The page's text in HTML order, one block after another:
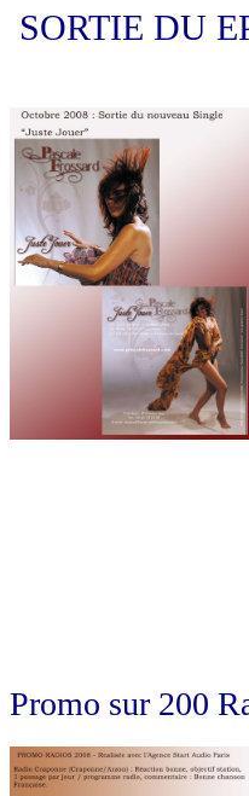
SORTIE DU
Promo sur 200